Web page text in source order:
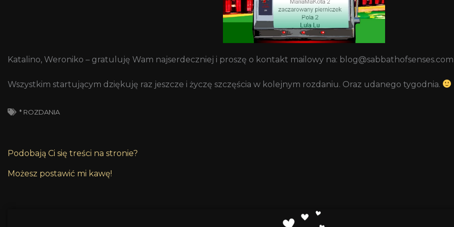
Katalino, Weroniko – gratuluję Wam najserdeczniej i proszę o kontakt mailowy na:
Wszystkim startującym dziękuję raz jeszcze i życzę szczęścia w kolejnym rozdaniu. Oraz udanego tygodnia.
* ROZDANIA
Podobają Ci się treści na stronie?
Możesz postawić mi kawę!